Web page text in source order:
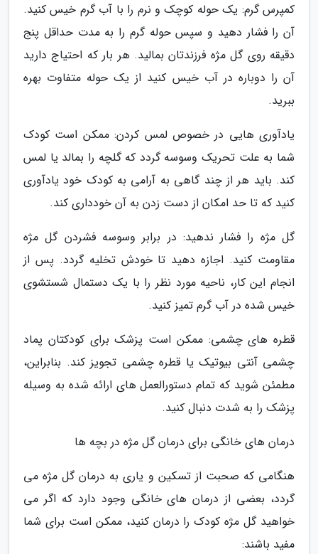
کمپرس گرم: یک حوله کوچک و نرم را با آب گرم خیس کنید.
آن را فشار دهید و سپس حوله گرم را به مدت حداقل پنج
دقیقه روی گل مژه فرزندتان بمالید. هر بار که احتیاج دارید
آن را دوباره در آب خیس کنید از یک حوله متفاوت بهره
ببرید.
یادآوری هایی در خصوص لمس کردن: ممکن است کودک
شما به علت تحریک وسوسه گردد که گلچه را بمالد یا لمس
کند. باید هر از چند گاهی به آرامی به کودک خود یادآوری
کنید که تا حد امکان از دست زدن به آن خودداری کند.
گل مژه را فشار ندهید: در برابر وسوسه فشردن گل مژه
مقاومت کنید. اجازه دهید تا خودش تخلیه گردد. پس از
انجام این کار، ناحیه مورد نظر را با یک دستمال شستشوی
خیس شده در آب گرم تمیز کنید.
قطره های چشمی: ممکن است پزشک برای کودکتان پماد
چشمی آنتی بیوتیک یا قطره چشمی تجویز کند. بنابراین،
مطمئن شوید که تمام دستورالعمل های ارائه شده به وسیله
پزشک را به شدت دنبال کنید.
درمان های خانگی برای درمان گل مژه در بچه ها
هنگامی که صحبت از تسکین و یاری به درمان گل مژه می
گردد، بعضی از درمان های خانگی وجود دارد که اگر می
خواهید گل مژه کودک را درمان کنید، ممکن است برای شما
مفید باشند: